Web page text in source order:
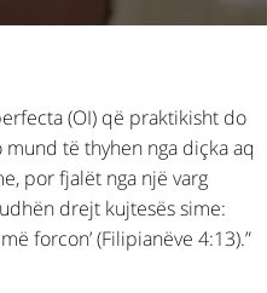
(OI) që praktikisht do
të thyhen nga diçka aq
por fjalët nga një varg
drejt kujtesës sime:
forcon’ (Filipianëve 4:13).”